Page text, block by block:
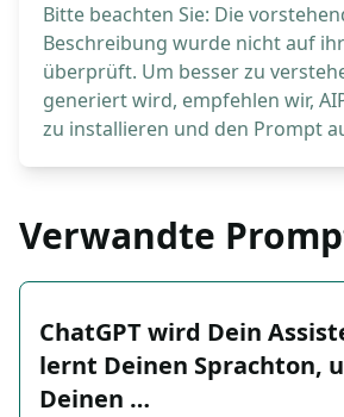
Bitte beachten Sie: Die
Beschreibung wurde nicht auf
überprüft. Um besser zu
generiert wird, empfehlen wir,
zu installieren und den Prompt
Verwandte
ChatGPT wird Dein
lernt Deinen Sprachton,
Deinen …